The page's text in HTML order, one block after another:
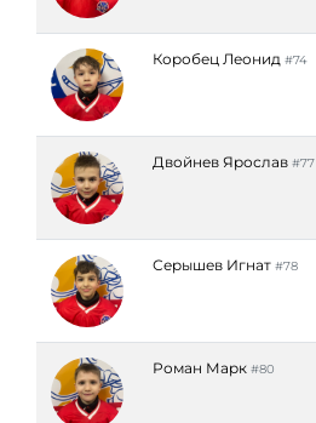
Коробец Леонид #74
Двойнев Ярослав #77
Серышев Игнат #78
Роман Марк #80